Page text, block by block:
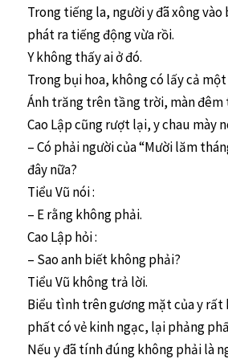
Trong tiếng la, người y đã xông vào
phát ra tiếng động vừa rồi.
Y không thấy ai ở đó.
Trong bụi hoa, không có lấy cả
Ánh trăng trên tầng trời, màn đêm
Cao Lập cũng rượt lại, y chau mày
– Có phải người của “Mười lăm
đây nữa?
Tiểu Vũ nói :
– E rằng không phải.
Cao Lập hỏi :
– Sao anh biết không phải?
Tiểu Vũ không trả lời.
Biểu tình trên gương mặt của y rất
phất có vẻ kinh ngạc, lại phảng
Nếu y đã tính đúng không phải là